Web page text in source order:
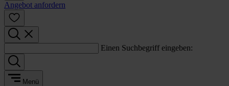
Angebot anfordern
Einen Suchbegriff eingeben:
Menü